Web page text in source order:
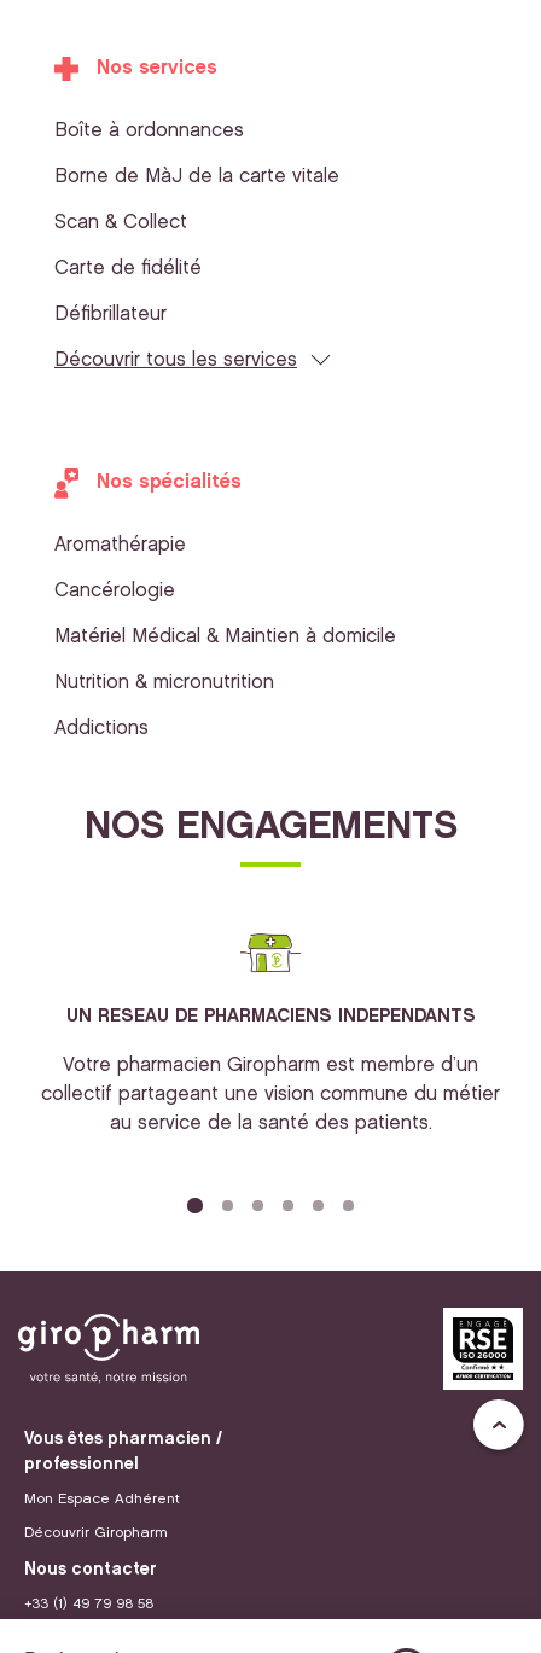
Nos services
Boîte à ordonnances
Borne de MàJ de la carte vitale
Scan & Collect
Carte de fidélité
Défibrillateur
Découvrir tous les services
Nos spécialités
Aromathérapie
Cancérologie
Matériel Médical & Maintien à domicile
Nutrition & micronutrition
Addictions
NOS ENGAGEMENTS
UN RESEAU DE PHARMACIENS INDEPENDANTS
Votre pharmacien Giropharm est membre d’un
collectif partageant une vision commune du métier
au service de la santé des patients.
Vous êtes pharmacien /
professionnel
Mon Espace Adhérent
Découvrir Giropharm
Nous contacter
+33 (1) 49 79 98 58